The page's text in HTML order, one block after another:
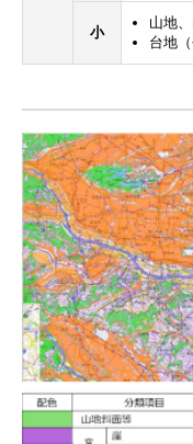
小
山地
台地